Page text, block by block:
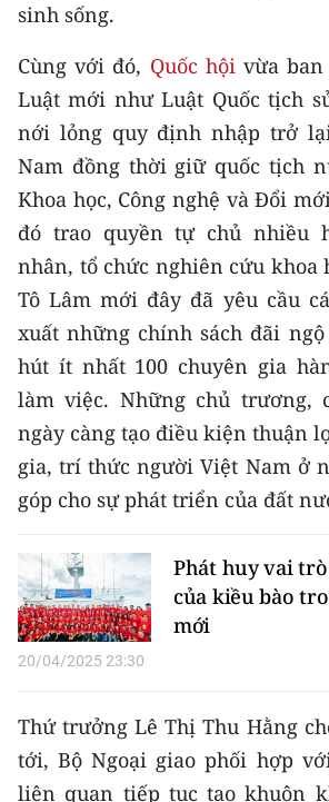
THỜI NAY
NHÂN DÂN CUỐI TUẦN
NHÂN DÂN HẰNG THÁNG
MUA BÁO
ĐỌC BÁO IN
ENGLISH
中文
FRANÇAIS
РУССКИЙ
한국어
sinh sống.
Cùng với đó, Quốc hộivừa ban
Luật mới như Luật Quốc tịch
nới lỏng quy định nhập trở
Nam đồng thời giữ quốc tịch
Khoa học, Công nghệ và Đổi
đó trao quyền tự chủ nhiều
nhân, tổ chức nghiên cứu khoa
Tô Lâm mới đây đã yêu cầu
xuất những chính sách đãi
hút ít nhất 100 chuyên gia
làm việc. Những chủ trương,
ngày càng tạo điều kiện thuận
gia, trí thức người Việt Nam ở
góp cho sự phát triển của đất
Phát huy vai
của kiều bào
mới
20/04/2025 23:30
Thứ trưởng Lê Thị Thu Hằng
tới, Bộ Ngoại giao phối hợp
liên quan tiếp tục tạo khuôn